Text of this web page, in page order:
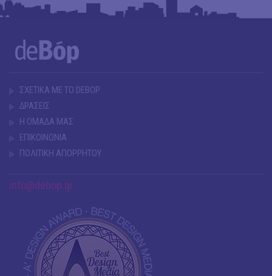
ΣΧΕΤΙΚΑ ΜΕ ΤΟ DEBOP
ΔΡΑΣΕΙΣ
Η ΟΜΑΔΑ ΜΑΣ
ΕΠΙΚΟΙΝΩΝΙΑ
ΠΟΛΙΤΙΚΗ ΑΠΟΡΡΗΤΟΥ
info@debop.gr